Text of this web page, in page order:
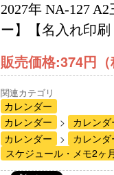
2027年 NA-127
ー】【名入れ印刷
販売価格:374円（
関連カテゴリ
カレンダー
カレンダー
カレン
カレンダー
カレン
スケジュール・メモ2ヶ